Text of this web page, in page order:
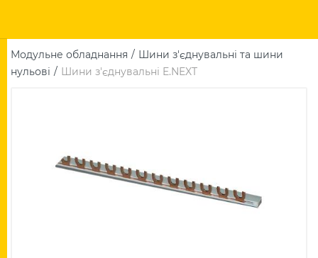
Модульне обладнання
Шини з'єднувальні та шини
нульові
Шини з'єднувальні E.NEXT